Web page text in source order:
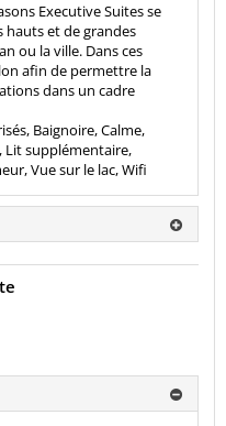
Executive Suites se
hauts et de grandes
ou la ville. Dans ces
afin de permettre la
dans un cadre
Baignoire, Calme,
Lit supplémentaire,
Vue sur le lac, Wifi